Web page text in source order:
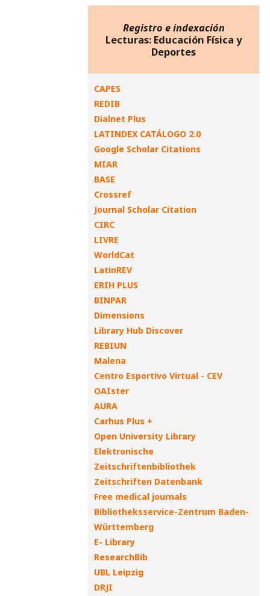
Registro e indexación
Lecturas: Educación Física y
Deportes
CAPES
REDIB
Dialnet Plus
LATINDEX CATÁLOGO 2.0
Google Scholar Citations
MIAR
BASE
Crossref
Journal Scholar Citation
CIRC
LIVRE
WorldCat
LatinREV
ERIH PLUS
BINPAR
Dimensions
Library Hub Discover
REBIUN
Malena
Centro Esportivo Virtual - CEV
OAIster
AURA
Carhus Plus +
Open University Library
Elektronische
Zeitschriftenbibliothek
Zeitschriften Datenbank
Free medical journals
Bibliotheksservice-Zentrum Baden-
Württemberg
E- Library
ResearchBib
UBL Leipzig
DRJI